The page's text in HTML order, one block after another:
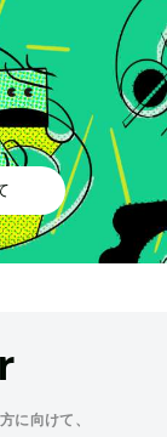
に向けて、